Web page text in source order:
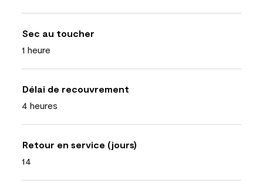
Sec au toucher
1 heure
Délai de recouvrement
4 heures
Retour en service (jours)
14